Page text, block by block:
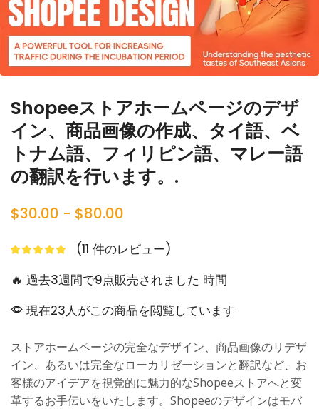
Shopeeストアホームページのデザ
イン、商品画像の作成、タイ語、ベ
トナム語、フィリピン語、マレー語
の翻訳を行います。.
$30.00 - $80.00
(11 件のレビュー)
🔥 過去3週間で9点販売されました 時間
現在23人がこの商品を閲覧しています
ストアホームページの完全なデザイン、商品画像のリデザ
イン、あるいは完全なローカリゼーションと翻訳など、お
客様のアイデアを視覚的に魅力的なShopeeストアへと変
革するお手伝いをいたします。Shopeeのデザインはモバ